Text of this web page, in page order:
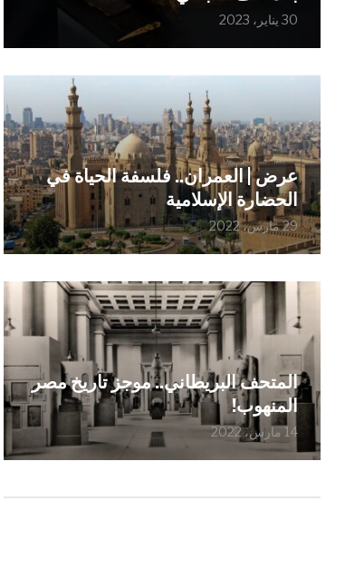
30 يناير، 2023
عرض | العمران.. فلسفة الحياة في
الحضارة الإسلامية
29 مارس، 2022
المتحف البريطاني.. موجز تاريخ مصر
المنهوب!
14 مارس، 2022